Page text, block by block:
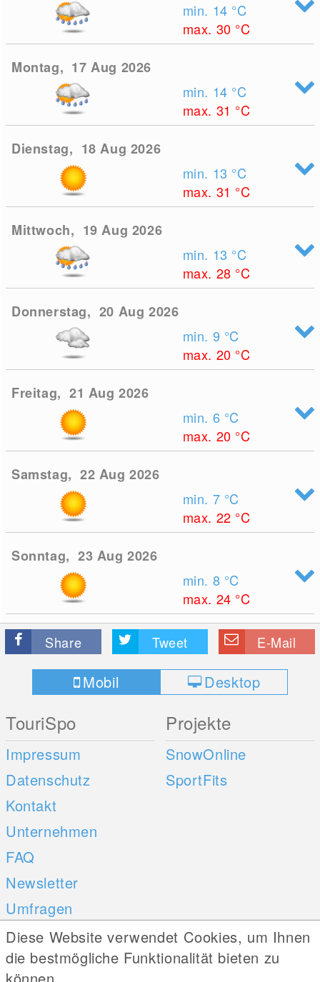
min. 14 °C
max. 30 °C
Montag, 17 Aug 2026
min. 14 °C
max. 31 °C
Dienstag, 18 Aug 2026
min. 13 °C
max. 31 °C
Mittwoch, 19 Aug 2026
min. 13 °C
max. 28 °C
Donnerstag, 20 Aug 2026
min. 9 °C
max. 20 °C
Freitag, 21 Aug 2026
min. 6 °C
max. 20 °C
Samstag, 22 Aug 2026
min. 7 °C
max. 22 °C
Sonntag, 23 Aug 2026
min. 8 °C
max. 24 °C
Share Tweet E-Mail
Mobil Desktop
TouriSpo
Impressum
Datenschutz
Kontakt
Unternehmen
FAQ
Newsletter
Umfragen
Projekte
SnowOnline
SportFits
Mobile Apps Social Web
Diese Website verwendet Cookies, um Ihnen
die bestmögliche Funktionalität bieten zu